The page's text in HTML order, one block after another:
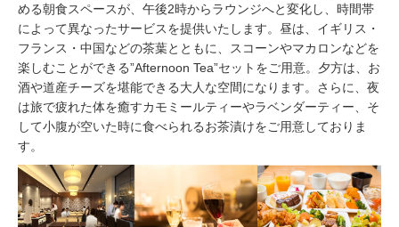
める朝食スペースが、午後2時からラウンジへと変化し、時間帯
によって異なったサービスを提供いたします。昼は、イギリス・
フランス・中国などの茶葉とともに、スコーンやマカロンなどを
楽しむことができる”Afternoon Tea”セットをご用意。夕方は、お
酒や道産チーズを堪能できる大人な空間になります。さらに、夜
は旅で疲れた体を癒すカモミールティーやラベンダーティー、そ
して小腹が空いた時に食べられるお茶漬けをご用意しておりま
す。